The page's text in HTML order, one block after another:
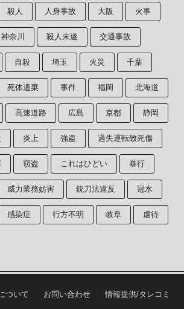
殺人 人身事故 大阪 火事
神奈川 殺人未遂 交通事故
自殺 埼玉 火災 千葉
死体遺棄 事件 福岡 北海道
高速道路 広島 京都 静岡
炎上 強盗 過失運転致死傷
窃盗 これはひどい 暴行
威力業務妨害 銃刀法違反 冠水
感染症 行方不明 岐阜 虐待
ついて お問い合わせ 情報提供/タレコミ